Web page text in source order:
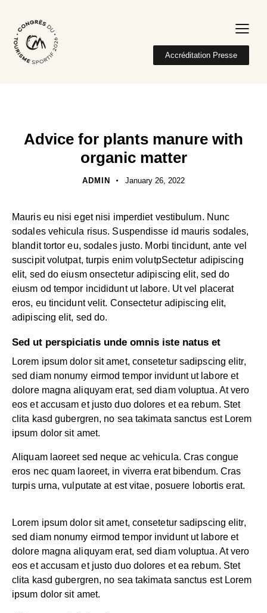
Accréditation Presse
Advice for plants manure with
organic matter
ADMIN January 26, 2022
Mauris eu nisi eget nisi imperdiet vestibulum. Nunc
sodales vehicula risus. Suspendisse id mauris sodales,
blandit tortor eu, sodales justo. Morbi tincidunt, ante vel
suscipit volutpat, turpis enim volutpSectetur adipiscing
elit, sed do eiusm onsectetur adipiscing elit, sed do
eiusm od tempor incididunt ut labore. Ut vel placerat
eros, eu tincidunt velit. Consectetur adipiscing elit,
adipiscing elit, sed do.
Sed ut perspiciatis unde omnis iste natus et
Lorem ipsum dolor sit amet, consetetur sadipscing elitr,
sed diam nonumy eirmod tempor invidunt ut labore et
dolore magna aliquyam erat, sed diam voluptua. At vero
eos et accusam et justo duo dolores et ea rebum. Stet
clita kasd gubergren, no sea takimata sanctus est Lorem
ipsum dolor sit amet.
Aliquam laoreet sed neque ac vehicula. Cras congue
eros nec quam laoreet, in viverra erat bibendum. Cras
turpis urna, vulputate at est vitae, posuere lobortis erat.
Lorem ipsum dolor sit amet, consetetur sadipscing elitr,
sed diam nonumy eirmod tempor invidunt ut labore et
dolore magna aliquyam erat, sed diam voluptua. At vero
eos et accusam et justo duo dolores et ea rebum. Stet
clita kasd gubergren, no sea takimata sanctus est Lorem
ipsum dolor sit amet.